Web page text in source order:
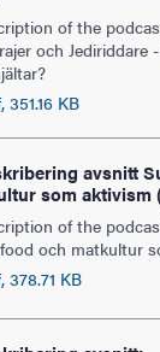
of the
och Jediriddare
351.16 KB
avsnitt
som aktivism
of the
och matkultur
378.71 KB